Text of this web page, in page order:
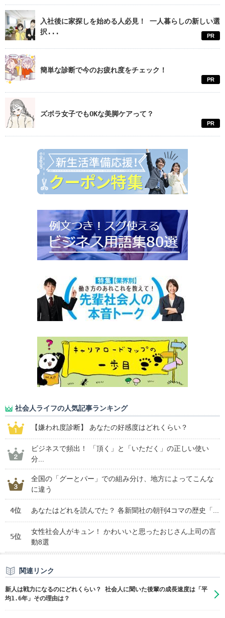
入社後に家探しを始める人必見！ 一人暮らしの新しい選
択...
PR
簡単な診断で今のお疲れ度をチェック！
PR
ズボラ女子でもOKな美脚ケアって？
PR
社会人ライフの人気記事ランキング
【嫌われ度診断】 あなたの好感度はどれくらい？
ビジネスで頻出！ 「頂く」と「いただく」の正しい使い
分...
全国の「グーとパー」での組み分け、地方によってこんな
に違う
4位 あなたはどれを読んでた？ 各新聞社の朝刊4コマの歴史「...
5位
女性社会人がキュン！ かわいいと思ったおじさん上司の言
動8選
関連リンク
新人は戦力になるのにどれくらい？ 社会人に聞いた後輩の成長速度は「平
均1.6年」その理由は？